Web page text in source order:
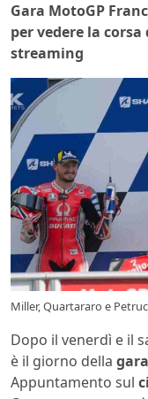
Gara MotoGP
per vedere la
streaming
Miller, Quartararo e
Dopo il venerdì e il
è il giorno della
Appuntamento sul